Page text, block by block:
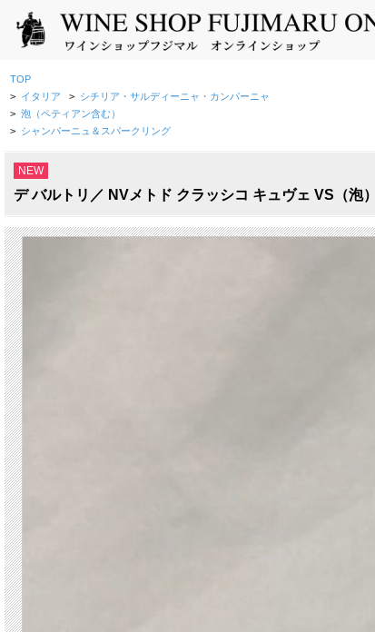
TOP
> イタリア > シチリア・サルディーニャ・カンパーニャ
> 泡（ペティアン含む）
> シャンパーニュ＆スパークリング
NEW
デ バルトリ／ NVメトド クラッシコ キュヴェ VS（泡）